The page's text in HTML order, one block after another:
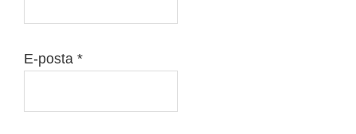
E-posta *